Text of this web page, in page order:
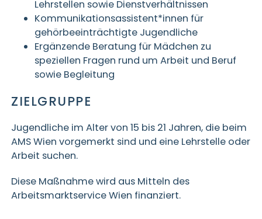
Lehrstellen sowie Dienstverhältnissen
Kommunikationsassistent*innen für
gehörbeeinträchtigte Jugendliche
Ergänzende Beratung für Mädchen zu
speziellen Fragen rund um Arbeit und Beruf
sowie Begleitung
ZIELGRUPPE
Jugendliche im Alter von 15 bis 21 Jahren, die beim
AMS Wien vorgemerkt sind und eine Lehrstelle oder
Arbeit suchen.
Diese Maßnahme wird aus Mitteln des
Arbeitsmarktservice Wien finanziert.